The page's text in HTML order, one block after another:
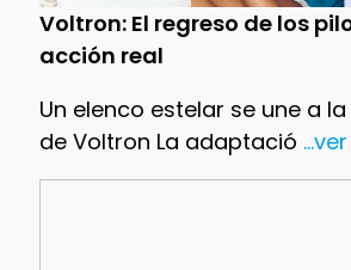
Voltron: El regreso de los
acción real
Un elenco estelar se une a
de Voltron La adaptació